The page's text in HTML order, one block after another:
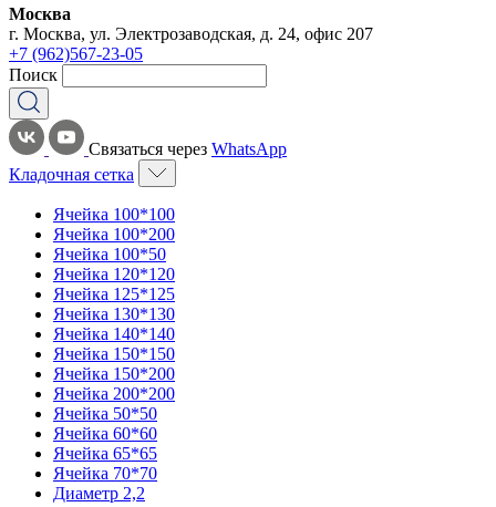
Москва
г. Москва, ул. Электрозаводская, д. 24, офис 207
+7 (962)567-23-05
Поиск
Связаться через WhatsApp
Кладочная сетка
Ячейка 100*100
Ячейка 100*200
Ячейка 100*50
Ячейка 120*120
Ячейка 125*125
Ячейка 130*130
Ячейка 140*140
Ячейка 150*150
Ячейка 150*200
Ячейка 200*200
Ячейка 50*50
Ячейка 60*60
Ячейка 65*65
Ячейка 70*70
Диаметр 2,2